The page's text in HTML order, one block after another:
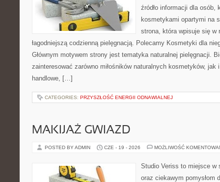
źródło informacji dla osób,
kosmetykami opartymi na
strona, która wpisuje się w
łagodniejszą codzienną pielęgnacją. Polecamy Kosmetyki dla
Głównym motywem strony jest tematyka naturalnej pielęgnacji.
zainteresować zarówno miłośników naturalnych kosmetyków, jak
handlowe, […]
CATEGORIES: PRZYSZŁOŚĆ ENERGII ODNAWIALNEJ
MAKIJAŻ GWIAZD
POSTED BY ADMIN CZE - 19 - 2026 MOŻLIWOŚĆ
Studio Veriss to miejsce w
oraz ciekawym pomysłom